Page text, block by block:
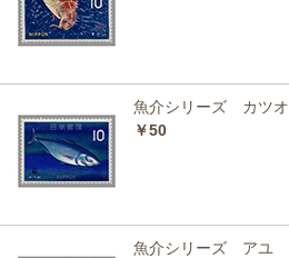
魚介シリーズ カツオ
￥50
魚介シリーズ アユ